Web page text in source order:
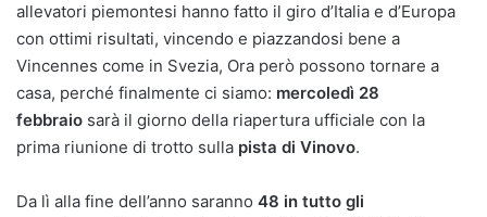
allevatori piemontesi hanno fatto il giro d’Italia e d’Europa
con ottimi risultati, vincendo e piazzandosi bene a
Vincennes come in Svezia, Ora però possono tornare a
casa, perché finalmente ci siamo: mercoledì 28
febbraio sarà il giorno della riapertura ufficiale con la
prima riunione di trotto sulla pista di Vinovo.
Da lì alla fine dell’anno saranno 48 in tutto gli